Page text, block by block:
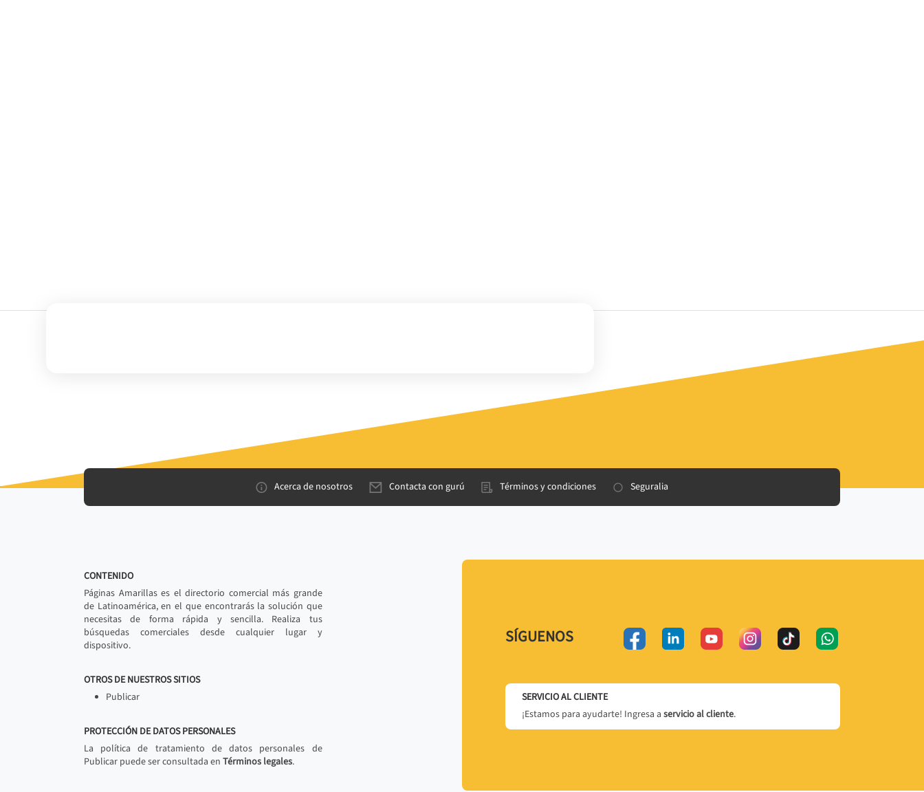
Acerca de nosotros Contacta con gurú Términos y condiciones Seguralia
CONTENIDO
Páginas Amarillas es el directorio comercial más grande
de Latinoamérica, en el que encontrarás la solución que
necesitas de forma rápida y sencilla. Realiza tus
búsquedas comerciales desde cualquier lugar y
dispositivo.
OTROS DE NUESTROS SITIOS
Publicar
PROTECCIÓN DE DATOS PERSONALES
La política de tratamiento de datos personales de
Publicar puede ser consultada en Términos legales.
SÍGUENOS
SERVICIO AL CLIENTE
¡Estamos para ayudarte! Ingresa a servicio al cliente.